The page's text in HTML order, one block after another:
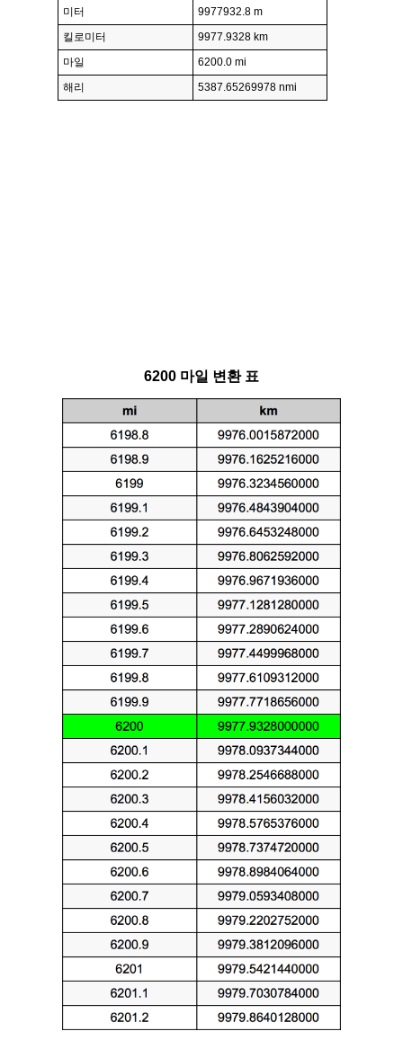
미터
9977932.8 m
킬로미터
9977.9328 km
마일
6200.0 mi
해리
5387.65269978 nmi
6200 마일 변환 표